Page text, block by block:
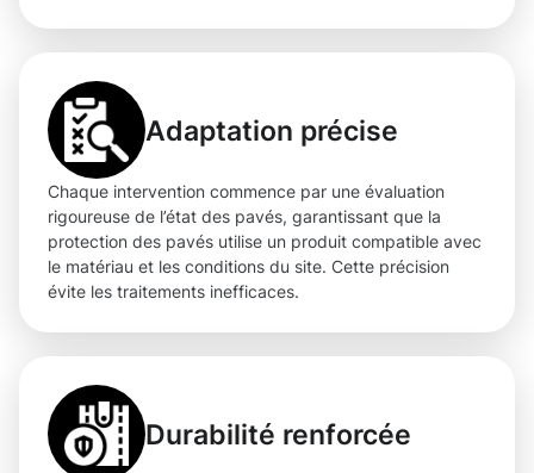
Adaptation précise
Chaque intervention commence par une évaluation
rigoureuse de l’état des pavés, garantissant que la
protection des pavés utilise un produit compatible avec
le matériau et les conditions du site. Cette précision
évite les traitements inefficaces.
Durabilité renforcée